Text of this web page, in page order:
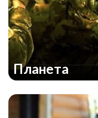
Планета